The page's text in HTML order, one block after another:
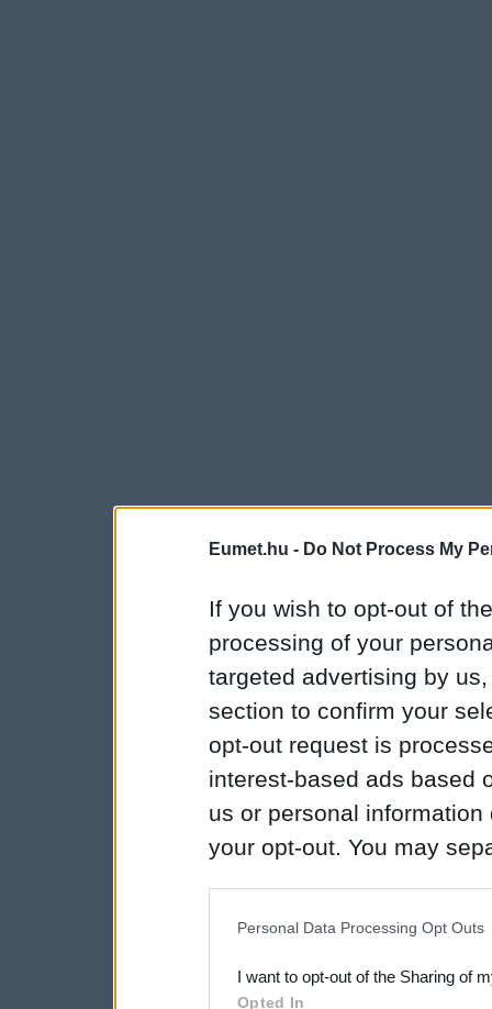
Eumet.hu - Do Not Process My
If you wish to opt-out of
processing of your
targeted advertising by
section to confirm your
opt-out request is
interest-based ads based
us or personal
your opt-out. You may
Downstream Participants
Personal Data Processing Opt Outs
I want to opt-out of the Sharing of
Opted In